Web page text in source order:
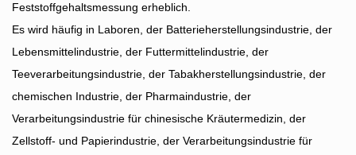
Feststoffgehaltsmessung erheblich.
Es wird häufig in Laboren, der Batterieherstellungsindustrie, der
Lebensmittelindustrie, der Futtermittelindustrie, der
Teeverarbeitungsindustrie, der Tabakherstellungsindustrie, der
chemischen Industrie, der Pharmaindustrie, der
Verarbeitungsindustrie für chinesische Kräutermedizin, der
Zellstoff- und Papierindustrie, der Verarbeitungsindustrie für